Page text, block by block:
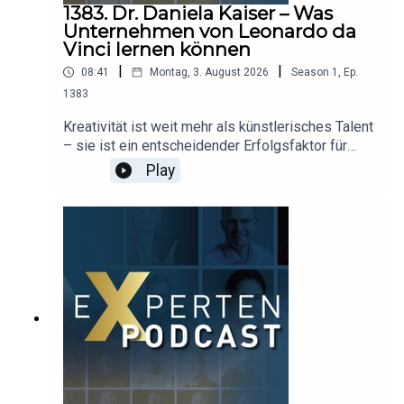
1383. Dr. Daniela Kaiser – Was
Unternehmen von Leonardo da
Vinci lernen können
08:41 Montag, 3. August 2026 Season 1 , Ep.
1383
Kreativität ist weit mehr als künstlerisches Talent
– sie ist ein entscheidender Erfolgsfaktor für
Innovation und Problemlösung. Dr. Daniela Kaiser
zeigt, warum Unternehmen von den Denkweisen
großer Künstler wie Leonardo da Vinci profitieren
können und wie kreative Methoden dabei helfen,
Herausforderungen aus neuen Perspektiven zu
betrachten. Die promovierte Kunsthistorikerin und
Betriebswirtin verbindet Erkenntnisse aus der
Kunstgeschichte mit modernen Business-
Strategien und macht deutlich, wie kreative
Denkmuster Innovation, Veränderung und
unternehmerischen Erfolg fördern. Eine
Podcastfolge über Kreativität, Storytelling und die
Frage, warum neue Ideen oft dort entstehen, wo
Play